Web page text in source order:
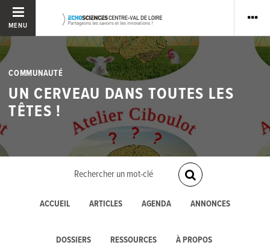
MENU
COMMUNAUTÉ
UN CERVEAU DANS TOUTES LES
TÊTES !
ACCUEIL ARTICLES AGENDA ANNONCES
DOSSIERS RESSOURCES À PROPOS